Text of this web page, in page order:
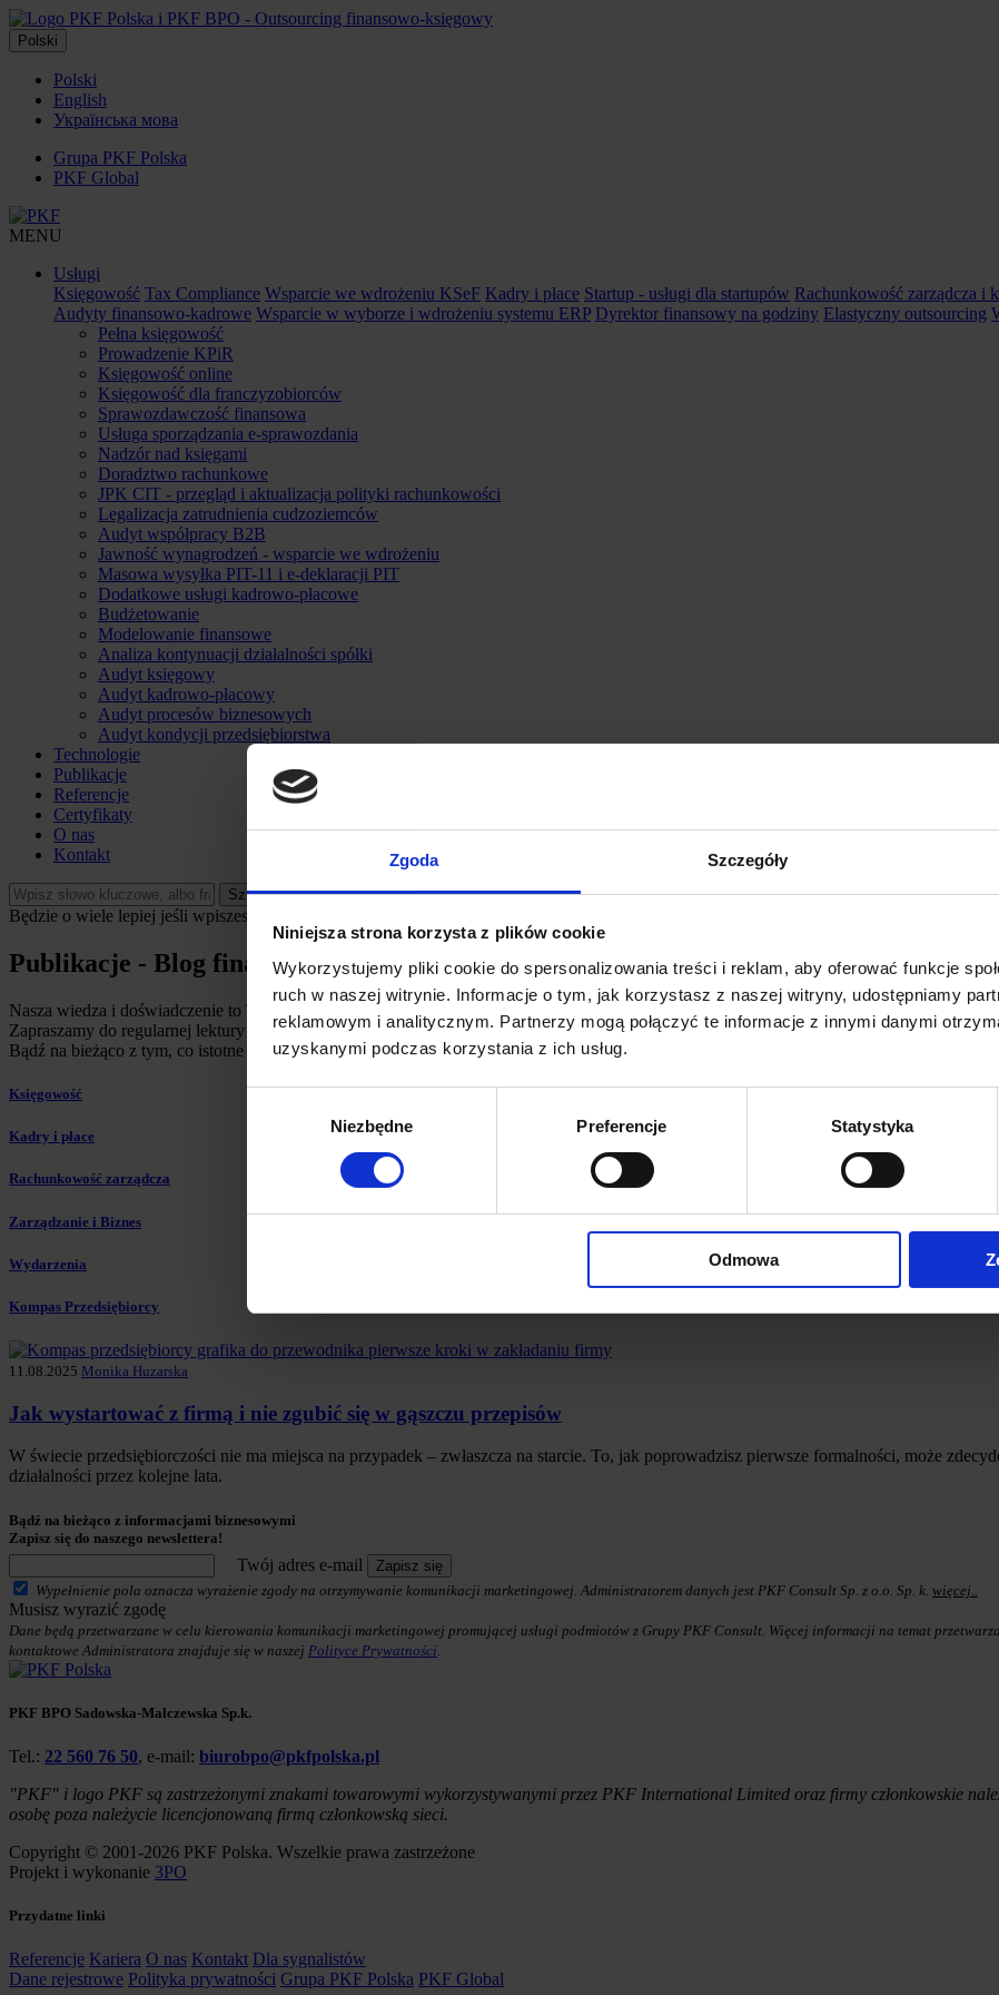
Zgoda Szczegóły
Niniejsza strona korzysta z plików cookie
Wykorzystujemy pliki cookie do spersonalizowania treści i reklam, aby oferować funkcje
ruch w naszej witrynie. Informacje o tym, jak korzystasz z naszej witryny, udostępniamy
reklamowym i analitycznym. Partnerzy mogą połączyć te informacje z innymi danymi
uzyskanymi podczas korzystania z ich usług.
Niezbędne Preferencje Statystyka
Odmowa
Polski
Polski
English
Українська мова
Grupa PKF Polska
PKF Global
MENU
Usługi
Księgowość Tax Compliance Wsparcie we wdrożeniu KSeF Kadry i płace Startup - usługi dla startupów Rachunkowość zarządcza i
Audyty finansowo-kadrowe Wsparcie w wyborze i wdrożeniu systemu ERP Dyrektor finansowy na godziny Elastyczny outsourcing
Pełna księgowość
Prowadzenie KPiR
Księgowość online
Księgowość dla franczyzobiorców
Sprawozdawczość finansowa
Usługa sporządzania e-sprawozdania
Nadzór nad księgami
Doradztwo rachunkowe
JPK CIT - przegląd i aktualizacja polityki rachunkowości
Legalizacja zatrudnienia cudzoziemców
Audyt współpracy B2B
Jawność wynagrodzeń - wsparcie we wdrożeniu
Masowa wysyłka PIT-11 i e-deklaracji PIT
Dodatkowe usługi kadrowo-płacowe
Budżetowanie
Modelowanie finansowe
Analiza kontynuacji działalności spółki
Audyt księgowy
Audyt kadrowo-płacowy
Audyt procesów biznesowych
Audyt kondycji przedsiębiorstwa
Technologie
Publikacje
Referencje
Certyfikaty
O nas
Kontakt
Szukaj
Będzie o wiele lepiej jeśli wpiszesz to co chciał(a)byś znaleźć, a dopiero potem klikniesz "szukaj"...
Publikacje - Blog finansowo-księgowy PKF BPO
Nasza wiedza i doświadczenie to Twój sukces w świecie biznesu.
Zapraszamy do regularnej lektury artykułów z dziedzin takich jak księgowość, kadry i płace, prawo, podatki, finanse oraz zarządzanie.
Bądź na bieżąco z tym, co istotne dla Twojej firmy!
Księgowość
Kadry i płace
Rachunkowość zarządcza
Zarządzanie i Biznes
Wydarzenia
Kompas Przedsiębiorcy
11.08.2025 Monika Huzarska
Jak wystartować z firmą i nie zgubić się w gąszczu przepisów
W świecie przedsiębiorczości nie ma miejsca na przypadek – zwłaszcza na starcie. To, jak poprowadzisz pierwsze formalności, może
działalności przez kolejne lata.
Bądź na bieżąco z informacjami biznesowymi
Zapisz się do naszego newslettera!
Twój adres e-mail
Zapisz się
Wypełnienie pola oznacza wyrażenie zgody na otrzymywanie komunikacji marketingowej. Administratorem danych jest PKF Consult Sp. z o.o. Sp. k. więcej..
Musisz wyrazić zgodę
Dane będą przetwarzane w celu kierowania komunikacji marketingowej promującej usługi podmiotów z Grupy PKF Consult. Więcej informacji na temat
kontaktowe Administratora znajduje się w naszej Polityce Prywatności
PKF BPO Sadowska-Malczewska Sp.k.
Tel.: 22 560 76 50, e-mail: biurobpo@pkfpolska.pl
"PKF" i logo PKF są zastrzeżonymi znakami towarowymi wykorzystywanymi przez PKF International Limited oraz firmy członkowskie
osobę poza należycie licencjonowaną firmą członkowską sieci.
Copyright © 2001-2026 PKF Polska. Wszelkie prawa zastrzeżone
Projekt i wykonanie 3PO
Przydatne linki
Referencje Kariera O nas Kontakt Dla sygnalistów
Dane rejestrowe Polityka prywatności Grupa PKF Polska PKF Global